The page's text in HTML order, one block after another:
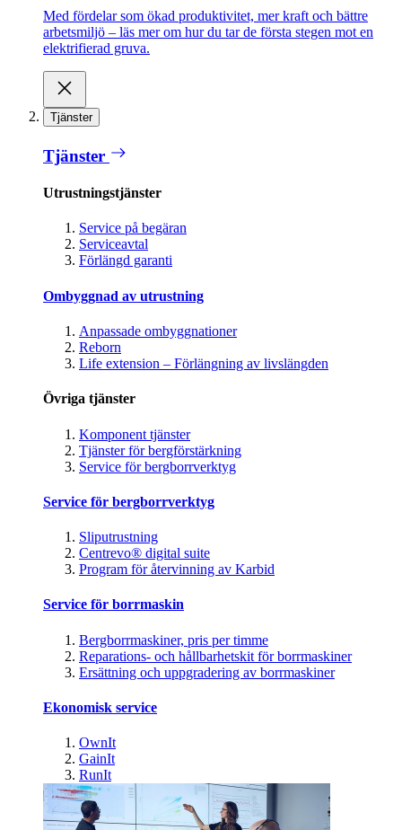
Med fördelar som ökad produktivitet, mer kraft och bättre
arbetsmiljö – läs mer om hur du tar de första stegen mot en
elektrifierad gruva.
Tjänster
Tjänster
Utrustningstjänster
Service på begäran
Serviceavtal
Förlängd garanti
Ombyggnad av utrustning
Anpassade ombyggnationer
Reborn
Life extension – Förlängning av livslängden
Övriga tjänster
Komponent tjänster
Tjänster för bergförstärkning
Service för bergborrverktyg
Service för bergborrverktyg
Sliputrustning
Centrevo® digital suite
Program för återvinning av Karbid
Service för borrmaskin
Bergborrmaskiner, pris per timme
Reparations- och hållbarhetskit för borrmaskiner
Ersättning och uppgradering av borrmaskiner
Ekonomisk service
OwnIt
GainIt
RunIt